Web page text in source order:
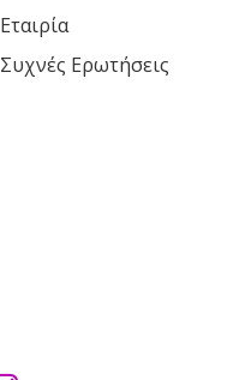
Εταιρία
Συχνές Ερωτήσεις